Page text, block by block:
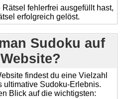
fehlerfrei ausgefüllt hast,
erfolgreich gelöst.
Sudoku auf
findest du eine Vielzahl
ultimative Sudoku-Erlebnis.
Blick auf die wichtigsten: